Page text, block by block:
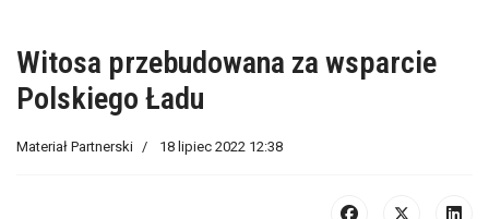
Witosa przebudowana za wsparcie
Polskiego Ładu
Materiał Partnerski 18 lipiec 2022 12:38